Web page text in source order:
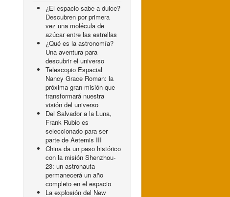
¿El espacio sabe a dulce?
Descubren por primera
vez una molécula de
azúcar entre las estrellas
¿Qué es la astronomía?
Una aventura para
descubrir el universo
Telescopio Espacial
Nancy Grace Roman: la
próxima gran misión que
transformará nuestra
visión del universo
Del Salvador a la Luna,
Frank Rubio es
seleccionado para ser
parte de Aetemis III
China da un paso histórico
con la misión Shenzhou-
23: un astronauta
permanecerá un año
completo en el espacio
La explosión del New